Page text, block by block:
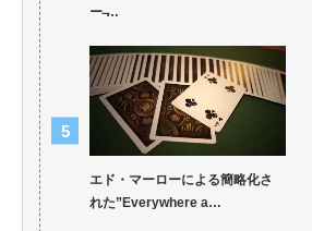
ー ̶…
エド・マーローによる簡略化さ
れた”Everywhere a…